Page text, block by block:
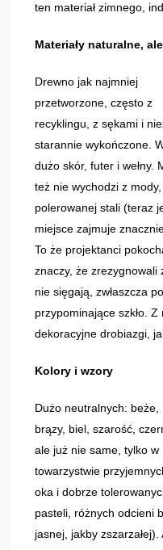
ten materiał zimnego,
Materiały naturalne,
Drewno jak najmniej
przetworzone, często z
recyklingu, z sękami i
starannie wykończone.
dużo skór, futer i wełny.
też nie wychodzi z
polerowanej stali (teraz
miejsce zajmuje
To że projektanci
znaczy, że zrezygnowali
nie sięgają, zwłaszcza
przypominające szkło.
dekoracyjne drobiazgi,
Kolory i wzory
Dużo neutralnych: beże,
brązy, biel, szarość,
ale już nie same, tylko w
towarzystwie
oka i dobrze
pasteli, różnych odcieni
jasnej, jakby